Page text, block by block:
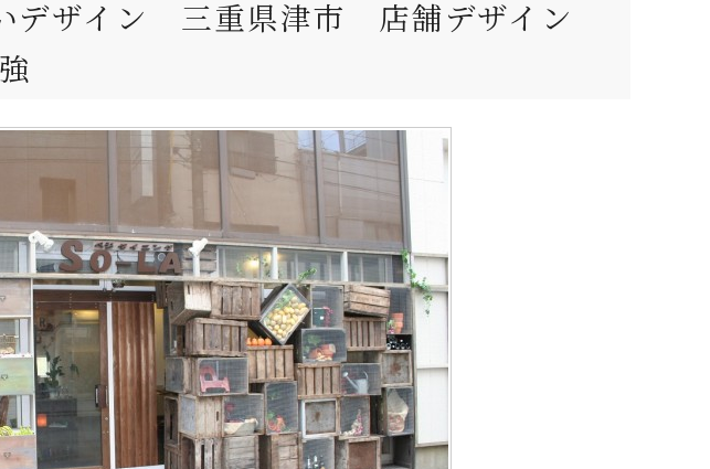
デザイン 三重県津市 店舗デザイン